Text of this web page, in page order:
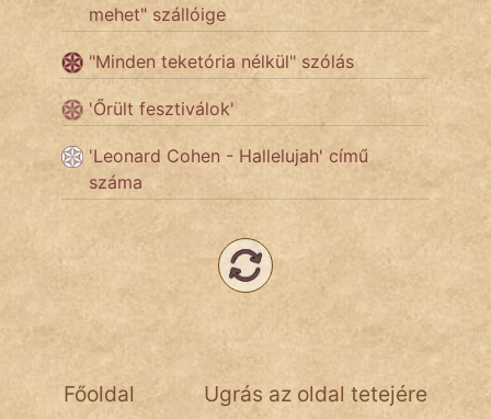
És
TÖRTÉNELEM
Népszerű szerzőink:
Láron Ádám
mehet" szállóige
"Minden teketória nélkül" szólás
'Őrült fesztiválok'
'Leonard Cohen - Hallelujah' című
száma
Ugrás az oldal tetejére
Főoldal